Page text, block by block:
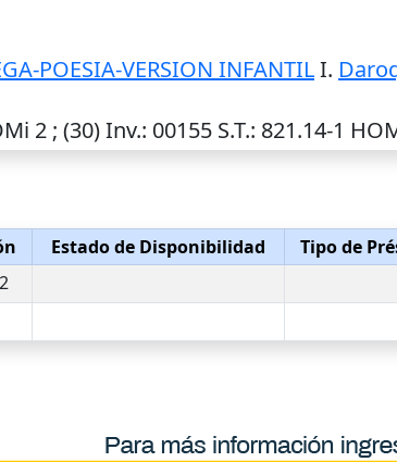
POESIA-VERSION INFANTILI.
2 ; (30)Inv.: 00155 S.T.: 821.14-1
Estado de Disponibilidad Tipo de